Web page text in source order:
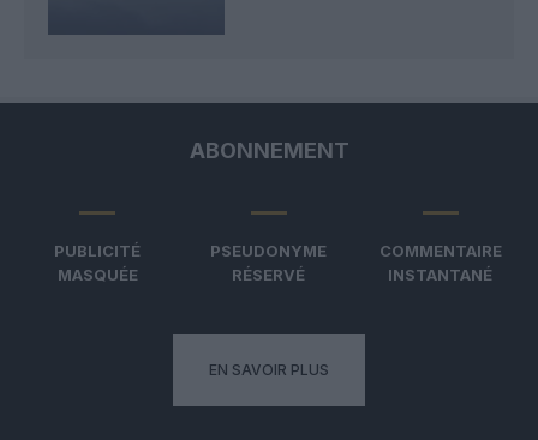
ABONNEMENT
PUBLICITÉ
MASQUÉE
PSEUDONYME
RÉSERVÉ
COMMENTAIRE
INSTANTANÉ
EN SAVOIR PLUS